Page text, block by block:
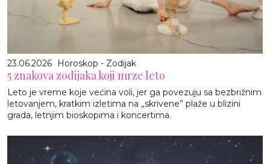
23.06.2026 Horoskop - Zodijak
5 znakova zodijaka koji mrze leto
Leto je vreme koje većina voli, jer ga povezuju sa bezbrižnim
letovanjem, kratkim izletima na „skrivene” plaže u blizini
grada, letnjim bioskopima i koncertima.